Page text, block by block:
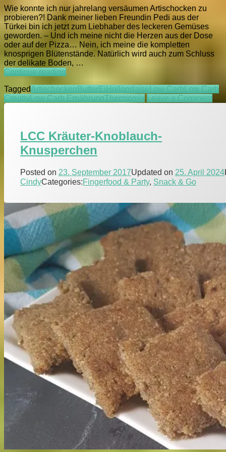
Wie konnte ich nur jahrelang versäumen Artischocken zu
probieren?! Dank meiner lieben Freundin Pedi aus der
Türkei bin ich jetzt zum Liebhaber des leckeren Gemüses
geworden. – Und ich meine nicht die Herzen aus der Dose
oder auf der Pizza… Nein, ich meine die kompletten
knosprigen Blütenstände. Natürlich wird auch zum Schluss
der delikate Boden, …
Continue readingLCC
zum
dippen
TaggedArtischockenButterEiHollondaiseLow CarbLow Carb
CreativLow Carb ErnährungThermomix Leave a Commenton
LCC Kräuter-Knoblauch-
Knusperchen
Posted on 23. September 2017Updated on 25. April 2024
CindyCategories:Fingerfood & Party, Snack & Go